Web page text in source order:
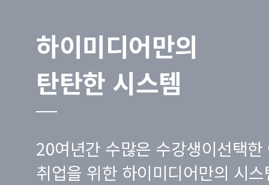
하이미디어만의
탄탄한 시스템
20여년간 수많은 수강생이선택한
취업을 위한 하이미디어만의 시